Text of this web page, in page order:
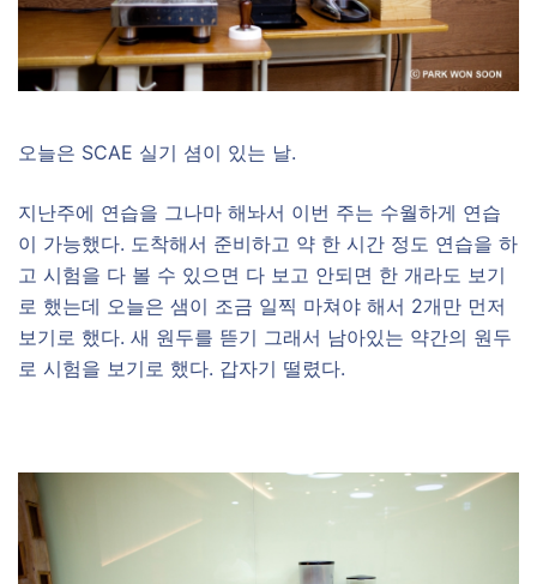
오늘은 SCAE 실기 셤이 있는 날.
지난주에 연습을 그나마 해놔서 이번 주는 수월하게 연습
이 가능했다. 도착해서 준비하고 약 한 시간 정도 연습을 하
고 시험을 다 볼 수 있으면 다 보고 안되면 한 개라도 보기
로 했는데 오늘은 샘이 조금 일찍 마쳐야 해서 2개만 먼저
보기로 했다. 새 원두를 뜯기 그래서 남아있는 약간의 원두
로 시험을 보기로 했다. 갑자기 떨렸다.